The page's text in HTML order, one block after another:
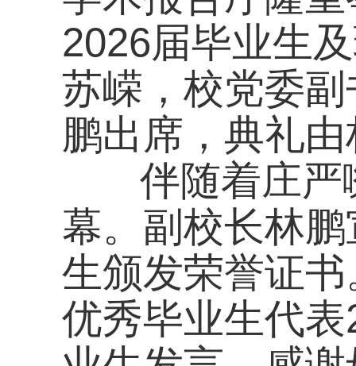
鹏出席，典礼由林鹏
伴随着庄严嘹亮的
幕。副校长林鹏宣读
生颁发荣誉证书。
优秀毕业生代表23物
业生发言，感谢母校
2023级班主任代表
语，并致以殷切的嘱
校长苏嵘上台发表
首先向顺利完成学业